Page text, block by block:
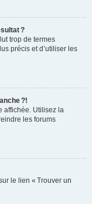
?
trop de termes
précis et d’utiliser les
?!
affichée. Utilisez la
les forums
le lien « Trouver un